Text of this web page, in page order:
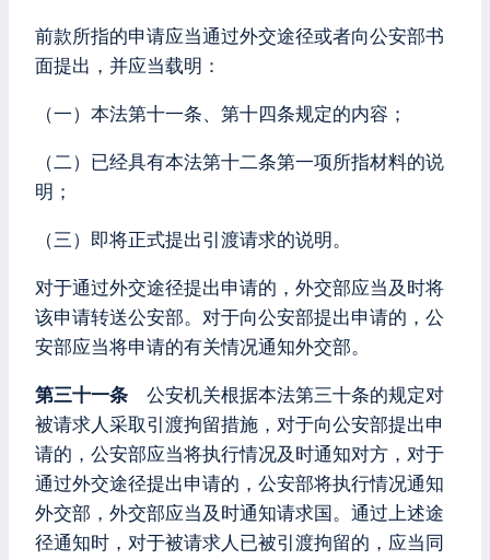
前款所指的申请应当通过外交途径或者向公安部书
面提出，并应当载明：
（一）本法第十一条、第十四条规定的内容；
（二）已经具有本法第十二条第一项所指材料的说
明；
（三）即将正式提出引渡请求的说明。
对于通过外交途径提出申请的，外交部应当及时将
该申请转送公安部。对于向公安部提出申请的，公
安部应当将申请的有关情况通知外交部。
第三十一条 公安机关根据本法第三十条的规定对
被请求人采取引渡拘留措施，对于向公安部提出申
请的，公安部应当将执行情况及时通知对方，对于
通过外交途径提出申请的，公安部将执行情况通知
外交部，外交部应当及时通知请求国。通过上述途
径通知时，对于被请求人已被引渡拘留的，应当同